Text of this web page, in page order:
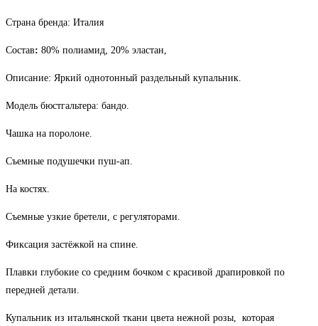
Страна бренда: Италия
Состав: 80% полиамид, 20% эластан,
Описание: Яркий однотонный раздельный купальник.
Модель бюстгальтера: бандо.
Чашка на поролоне.
Съемные подушечки пуш-ап.
На костях.
Съемные узкие бретели, с регуляторами.
Фиксация застёжкой на спине.
Плавки глубокие со средним бочком с красивой драпировкой по
передней детали.
Купальник из итальянской ткани цвета нежной розы, которая